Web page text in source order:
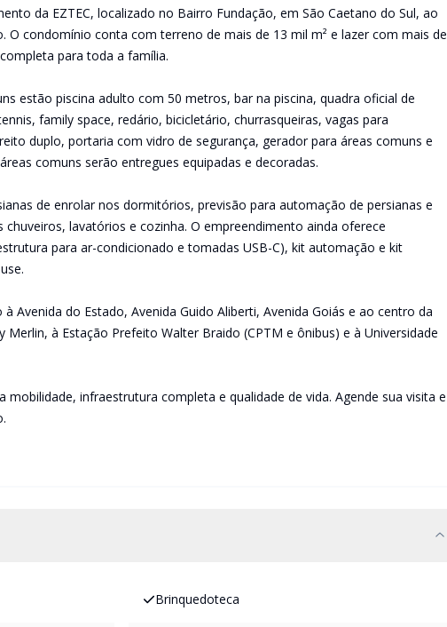
da EZTEC, localizado no Bairro Fundação, em São Caetano do Sul, ao
O condomínio conta com terreno de mais de 13 mil m² e lazer com mais de
para toda a família.
estão piscina adulto com 50 metros, bar na piscina, quadra oficial de
family space, redário, bicicletário, churrasqueiras, vagas para
duplo, portaria com vidro de segurança, gerador para áreas comuns e
comuns serão entregues equipadas e decoradas.
de enrolar nos dormitórios, previsão para automação de persianas e
lavatórios e cozinha. O empreendimento ainda oferece
para ar-condicionado e tomadas USB-C), kit automação e kit
Avenida do Estado, Avenida Guido Aliberti, Avenida Goiás e ao centro da
à Estação Prefeito Walter Braido (CPTM e ônibus) e à Universidade
mobilidade, infraestrutura completa e qualidade de vida. Agende sua visita e
Brinquedoteca